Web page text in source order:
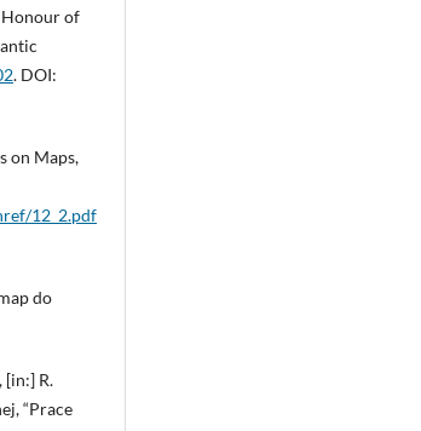
Honour of
. DOI:
on Maps,
12_2.pdf
do
[in:] R.
“Prace